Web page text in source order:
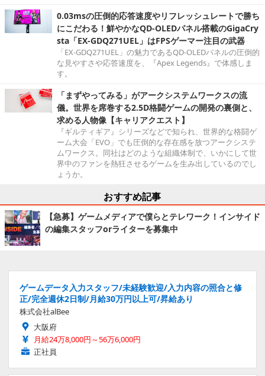
0.03msの圧倒的応答速度やリフレッシュレートで勝ち
にこだわる！鮮やかなQD-OLEDパネル搭載のGigaCry
sta「EX-GDQ271UEL」はFPSゲーマー注目の武器
「EX-GDQ271UEL」の魅力であるQD-OLEDパネルの圧倒的
な見やすさや応答速度を、『Apex Legends』で体感しま
す。
「まずやってみる」がアークシステムワークスの流
儀。世界を席巻する2.5D格闘ゲームの開発の裏側と、
求める人物像【キャリアクエスト】
『ギルティギア』シリーズなどで知られ、世界的な格闘ゲ
ーム大会「EVO」でも圧倒的な存在感を放つアークシステ
ムワークス。同社はどのような組織体制で、いかにして世
界中のファンを熱狂させるゲームを生み出しているのでし
ょうか。
おすすめ記事
【急募】ゲームメディアで僕らとテレワーク！インサイド
の編集スタッフorライターを募集中
ゲームデータ入力スタッフ/未経験歓迎/入力内容の照合と修
正/完全週休2日制/月給30万円以上可/昇給あり
株式会社alBee
大阪府
月給24万8,000円～56万6,000円
正社員